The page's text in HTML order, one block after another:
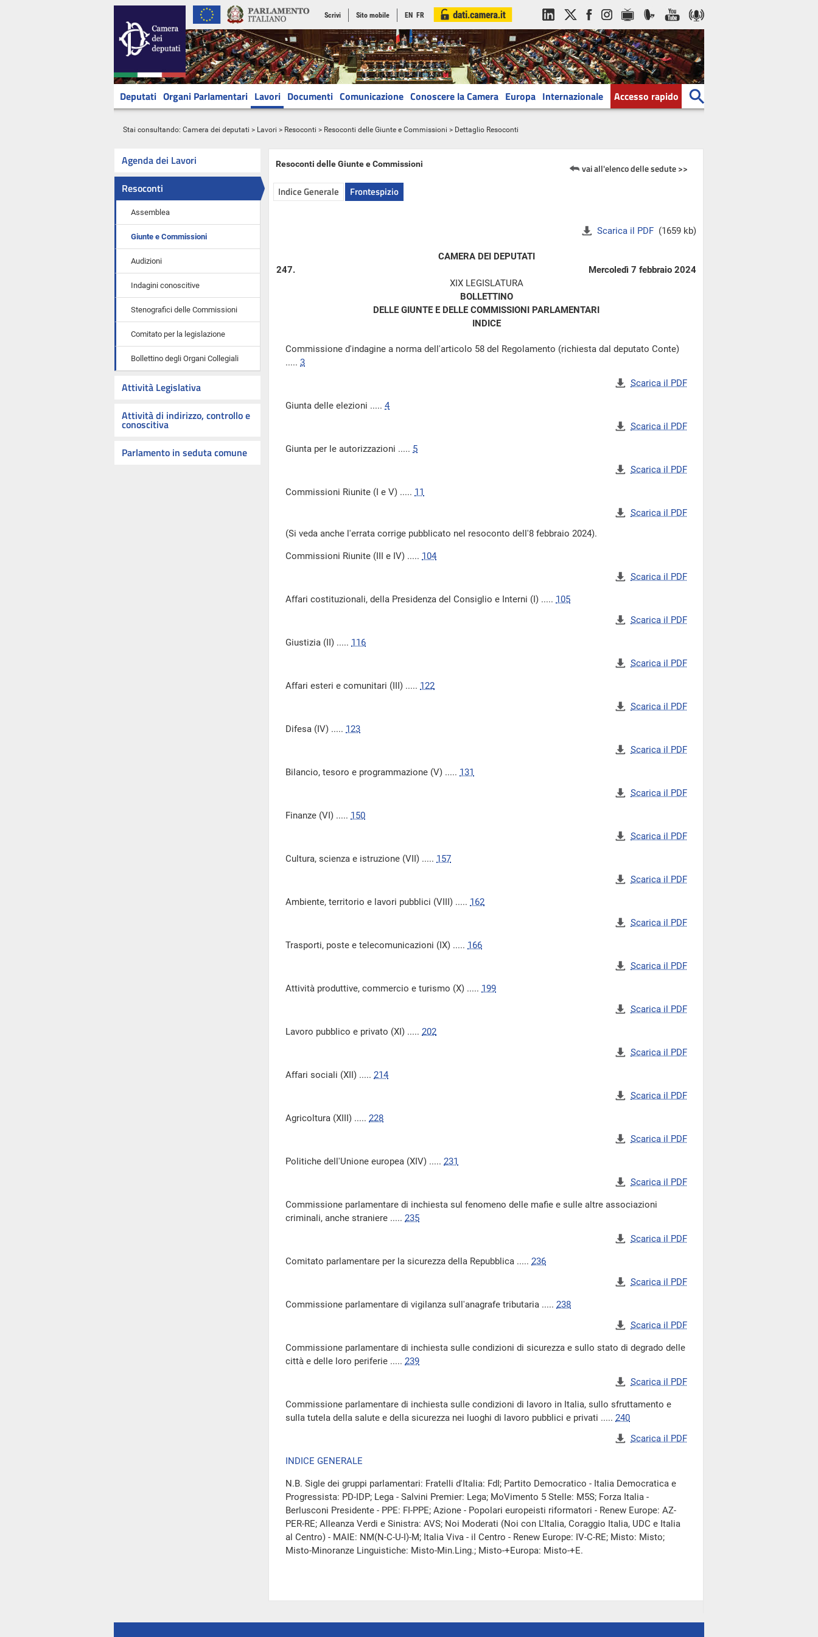
Scrivi Sito mobile EN FR
Deputati Organi Parlamentari Lavori Documenti Comunicazione Conoscere la Camera Europa Internazionale Accesso rapido
Stai consultando: Camera dei deputati > Lavori > Resoconti > Resoconti delle Giunte e Commissioni > Dettaglio Resoconti
Agenda dei Lavori
Resoconti
Assemblea
Giunte e Commissioni
Audizioni
Indagini conoscitive
Stenografici delle Commissioni
Comitato per la legislazione
Bollettino degli Organi Collegiali
Attività Legislativa
Attività di indirizzo, controllo e
conoscitiva
Parlamento in seduta comune
Resoconti delle Giunte e Commissioni vai all'elenco delle sedute >>
Indice Generale Frontespizio
Scarica il PDF (1659 kb)
CAMERA DEI DEPUTATI
247.
Mercoledì 7 febbraio 2024
XIX LEGISLATURA
BOLLETTINO
DELLE GIUNTE E DELLE COMMISSIONI PARLAMENTARI
INDICE
Commissione d'indagine a norma dell'articolo 58 del Regolamento (richiesta dal deputato Conte)
..... 3
Scarica il PDF
Giunta delle elezioni ..... 4
Scarica il PDF
Giunta per le autorizzazioni ..... 5
Scarica il PDF
Commissioni Riunite (I e V) ..... 11
Scarica il PDF
(Si veda anche l'errata corrige pubblicato nel resoconto dell'8 febbraio 2024).
Commissioni Riunite (III e IV) ..... 104
Scarica il PDF
Affari costituzionali, della Presidenza del Consiglio e Interni (I) ..... 105
Scarica il PDF
Giustizia (II) ..... 116
Scarica il PDF
Affari esteri e comunitari (III) ..... 122
Scarica il PDF
Difesa (IV) ..... 123
Scarica il PDF
Bilancio, tesoro e programmazione (V) ..... 131
Scarica il PDF
Finanze (VI) ..... 150
Scarica il PDF
Cultura, scienza e istruzione (VII) ..... 157
Scarica il PDF
Ambiente, territorio e lavori pubblici (VIII) ..... 162
Scarica il PDF
Trasporti, poste e telecomunicazioni (IX) ..... 166
Scarica il PDF
Attività produttive, commercio e turismo (X) ..... 199
Scarica il PDF
Lavoro pubblico e privato (XI) ..... 202
Scarica il PDF
Affari sociali (XII) ..... 214
Scarica il PDF
Agricoltura (XIII) ..... 228
Scarica il PDF
Politiche dell'Unione europea (XIV) ..... 231
Scarica il PDF
Commissione parlamentare di inchiesta sul fenomeno delle mafie e sulle altre associazioni
criminali, anche straniere ..... 235
Scarica il PDF
Comitato parlamentare per la sicurezza della Repubblica ..... 236
Scarica il PDF
Commissione parlamentare di vigilanza sull'anagrafe tributaria ..... 238
Scarica il PDF
Commissione parlamentare di inchiesta sulle condizioni di sicurezza e sullo stato di degrado delle
città e delle loro periferie ..... 239
Scarica il PDF
Commissione parlamentare di inchiesta sulle condizioni di lavoro in Italia, sullo sfruttamento e
sulla tutela della salute e della sicurezza nei luoghi di lavoro pubblici e privati ..... 240
Scarica il PDF
INDICE GENERALE
N.B. Sigle dei gruppi parlamentari: Fratelli d'Italia: FdI; Partito Democratico - Italia Democratica e
Progressista: PD-IDP; Lega - Salvini Premier: Lega; MoVimento 5 Stelle: M5S; Forza Italia -
Berlusconi Presidente - PPE: FI-PPE; Azione - Popolari europeisti riformatori - Renew Europe: AZ-
PER-RE; Alleanza Verdi e Sinistra: AVS; Noi Moderati (Noi con L'Italia, Coraggio Italia, UDC e Italia
al Centro) - MAIE: NM(N-C-U-I)-M; Italia Viva - il Centro - Renew Europe: IV-C-RE; Misto: Misto;
Misto-Minoranze Linguistiche: Misto-Min.Ling.; Misto-+Europa: Misto-+E.